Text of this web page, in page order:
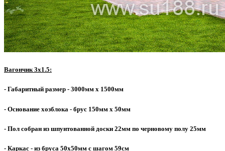
Вагончик 3х1.5:
- Габаритный размер - 3000мм х 1500мм
- Основание хозблока - брус 150мм х 50мм
- Пол собран из шпунтованной доски 22мм по черновому полу 25мм
- Каркас - из бруса 50х50мм с шагом 59см